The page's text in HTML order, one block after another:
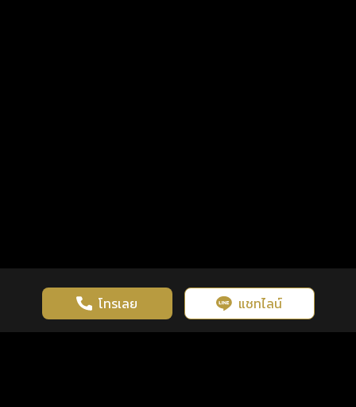
โทรเลย แชทไลน์
เว็บไซต์นี้มีการใช้งานคุกกี้ เพื่อเพิ่มประสิทธิภาพและประสบการณ์ที่ดี
ในการใช้งานเว็บไซต์ นโยบายความเป็นส่วนตัว
รู้ก่อน พร้อมกว่า ทุกจังหวะชีวิต คลิกดูดวงฟรี